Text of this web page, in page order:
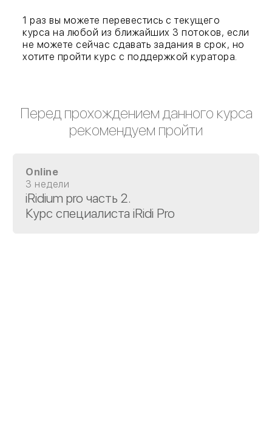
1 раз вы можете перевестись с текущего
курса на любой из ближайших 3 потоков, если
не можете сейчас сдавать задания в срок, но
хотите пройти курс с поддержкой куратора.
Перед прохождением данного курса
рекомендуем пройти
Online
3 недели
iRidium pro часть 2.
Курс специалиста iRidi Pro